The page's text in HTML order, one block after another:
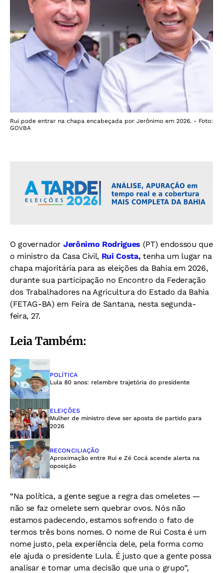
Rui pode entrar na chapa encabeçada por Jerônimo em 2026. - Foto:
GOVBA
O governador Jerônimo Rodrigues (PT) endossou que
o ministro da Casa Civil, Rui Costa, tenha um lugar na
chapa majoritária para as eleições da Bahia em 2026,
durante sua participação no Encontro da Federação
dos Trabalhadores na Agricultura do Estado da Bahia
(FETAG-BA) em Feira de Santana, nesta segunda-
feira, 27.
Leia Também:
POLÍTICA
Lula 80 anos: relembre trajetória do presidente
ELEIÇÕES
Mulher de ministro deve ser aposta de partido para
2026
RECONCILIAÇÃO
Aproximação entre Rui e Zé Cocá acende alerta na
oposição
“Na política, a gente segue a regra das omeletes —
não se faz omelete sem quebrar ovos. Nós não
estamos padecendo, estamos sofrendo o fato de
termos três bons nomes. O nome de Rui Costa é um
nome justo, pela experiência dele, pela forma como
ele ajuda o presidente Lula. É justo que a gente possa
analisar e tomar uma decisão que una o grupo”,